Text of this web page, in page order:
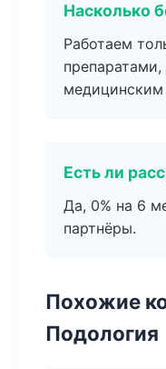
Насколько
Работаем
медицинским
Есть ли
Да, 0% на 6
партнёры.
Похожие
Подология